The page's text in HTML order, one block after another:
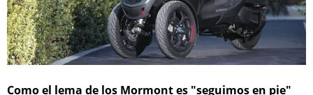
Como el lema de los Mormont es "seguimos en pie"